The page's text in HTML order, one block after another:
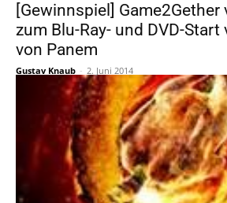
[Gewinnspiel] Game2Gether
zum Blu-Ray- und DVD-Start
von Panem
Gustav Knaub - 2. Juni 2014